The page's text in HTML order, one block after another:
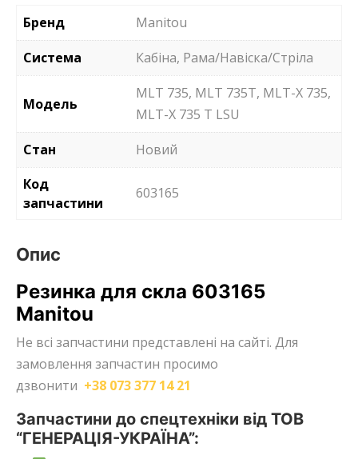
Бренд
Manitou
Система
Кабіна, Рама/Навіска/Стріла
Модель
MLT 735, MLT 735T, MLT-X 735,
MLT-X 735 T LSU
Стан
Новий
Код
запчастини
603165
Опис
Резинка для скла 603165
Manitou
Не всі запчастини представлені на сайті. Для
замовлення запчастин просимо
дзвонити +38 073 377 14 21
Запчастини до спецтехніки від ТОВ
“ГЕНЕРАЦІЯ-УКРАЇНА”: